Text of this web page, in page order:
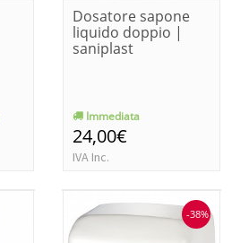
Dosatore sapone
liquido doppio |
saniplast
Immediata
24,00€
IVA Inc.
-38%